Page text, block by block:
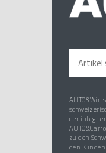
der
zu den
den